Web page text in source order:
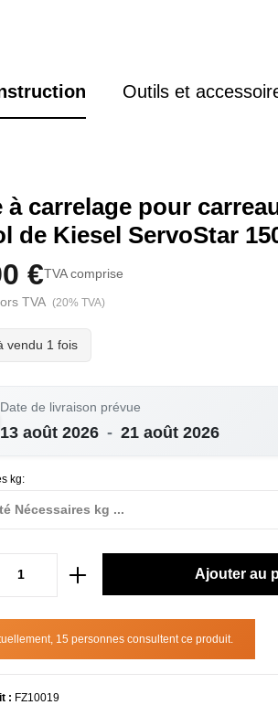
Outils et
à carrelage pour
de Kiesel ServoStar
€TVA comprise
TVA (20% TVA)
vendu 1 fois
Date de livraison prévue
13 août 2026 - 21 août 2026
kg:
Ajouter au
15 personnes consultent ce produit.
: FZ10019